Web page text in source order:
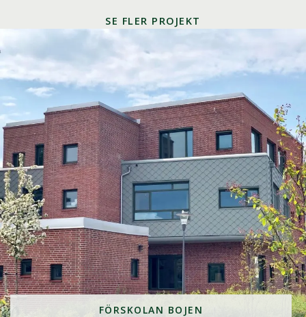
SE FLER PROJEKT
FÖRSKOLAN BOJEN